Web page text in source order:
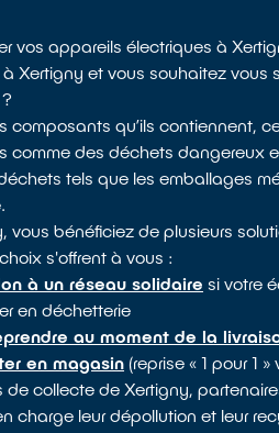
vos appareils électriques à
à Xertigny et vous souhaitez
composants qu’ils contiennent,
comme des déchets dangereux
tels que les emballages
vous bénéficiez de plusieurs
s'offrent à vous :
à un réseau solidaire si votre
en déchetterie
au moment de la
en magasin (reprise « 1 pour 1
de collecte de Xertigny,
charge leur dépollution et leur